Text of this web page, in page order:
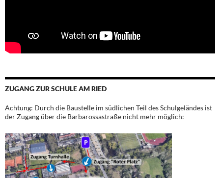
ZUGANG ZUR SCHULE AM RIED
Achtung: Durch die Baustelle im südlichen Teil des Schulgeländes ist
der Zugang über die Barbarossastraße nicht mehr möglich: